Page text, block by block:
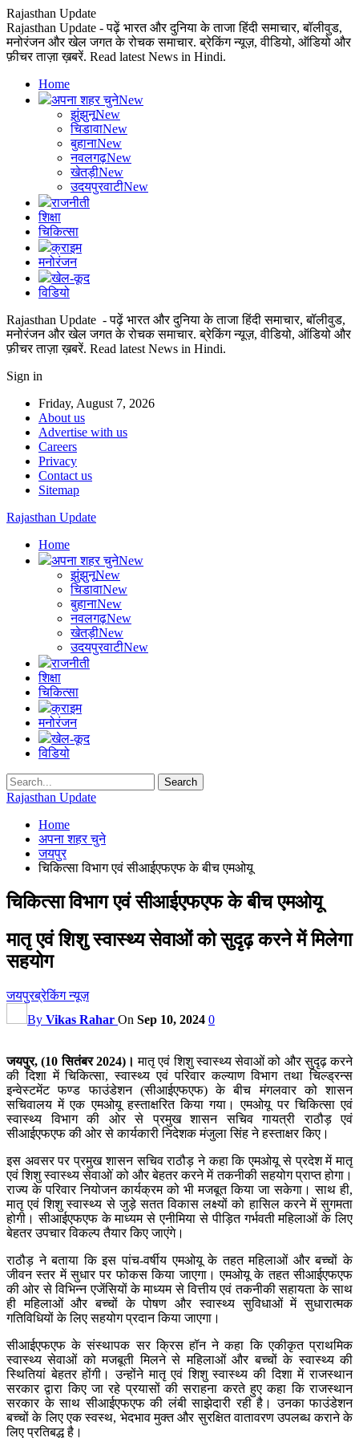
Rajasthan Update
Rajasthan Update - पढ़ें भारत और दुनिया के ताजा हिंदी समाचार, बॉलीवुड,
मनोरंजन और खेल जगत के रोचक समाचार. ब्रेकिंग न्यूज़, वीडियो, ऑडियो और
फ़ीचर ताज़ा ख़बरें. Read latest News in Hindi.
Home
अपना शहर चुनेNew
झुंझुनूNew
चिडावाNew
बुहानाNew
नवलगढ़New
खेतड़ीNew
उदयपुरवाटीNew
राजनीती
शिक्षा
चिकित्सा
क्राइम
मनोरंजन
खेल-कूद
विडियो
Rajasthan Update - पढ़ें भारत और दुनिया के ताजा हिंदी समाचार, बॉलीवुड,
मनोरंजन और खेल जगत के रोचक समाचार. ब्रेकिंग न्यूज़, वीडियो, ऑडियो और
फ़ीचर ताज़ा ख़बरें. Read latest News in Hindi.
Sign in
Friday, August 7, 2026
About us
Advertise with us
Careers
Privacy
Contact us
Sitemap
Rajasthan Update
Home
अपना शहर चुनेNew
झुंझुनूNew
चिडावाNew
बुहानाNew
नवलगढ़New
खेतड़ीNew
उदयपुरवाटीNew
राजनीती
शिक्षा
चिकित्सा
क्राइम
मनोरंजन
खेल-कूद
विडियो
Rajasthan Update
Home
अपना शहर चुने
जयपुर
चिकित्सा विभाग एवं सीआईएफएफ के बीच एमओयू
चिकित्सा विभाग एवं सीआईएफएफ के बीच एमओयू
मातृ एवं शिशु स्वास्थ्य सेवाओं को सुदृढ़ करने में मिलेगा
सहयोग
जयपुरब्रेकिंग न्यूज़
By Vikas Rahar On Sep 10, 2024 0
जयपुर, (10 सितंबर 2024)। मातृ एवं शिशु स्वास्थ्य सेवाओं को और सुदृढ़ करने
की दिशा में चिकित्सा, स्वास्थ्य एवं परिवार कल्याण विभाग तथा चिल्ड्रन्स
इन्वेस्टमेंट फण्ड फाउंडेशन (सीआईएफएफ) के बीच मंगलवार को शासन
सचिवालय में एक एमओयू हस्ताक्षरित किया गया। एमओयू पर चिकित्सा एवं
स्वास्थ्य विभाग की ओर से प्रमुख शासन सचिव गायत्री राठौड़ एवं
सीआईएफएफ की ओर से कार्यकारी निदेशक मंजुला सिंह ने हस्ताक्षर किए।
इस अवसर पर प्रमुख शासन सचिव राठौड़ ने कहा कि एमओयू से प्रदेश में मातृ
एवं शिशु स्वास्थ्य सेवाओं को और बेहतर करने में तकनीकी सहयोग प्राप्त होगा।
राज्य के परिवार नियोजन कार्यक्रम को भी मजबूत किया जा सकेगा। साथ ही,
मातृ एवं शिशु स्वास्थ्य से जुड़े सतत विकास लक्ष्यों को हासिल करने में सुगमता
होगी। सीआईएफएफ के माध्यम से एनीमिया से पीड़ित गर्भवती महिलाओं के लिए
बेहतर उपचार विकल्प तैयार किए जाएंगे।
राठौड़ ने बताया कि इस पांच-वर्षीय एमओयू के तहत महिलाओं और बच्चों के
जीवन स्तर में सुधार पर फोकस किया जाएगा। एमओयू के तहत सीआईएफएफ
की ओर से विभिन्न एजेंसियों के माध्यम से वित्तीय एवं तकनीकी सहायता के साथ
ही महिलाओं और बच्चों के पोषण और स्वास्थ्य सुविधाओं में सुधारात्मक
गतिविधियों के लिए सहयोग प्रदान किया जाएगा।
सीआईएफएफ के संस्थापक सर क्रिस हॉन ने कहा कि एकीकृत प्राथमिक
स्वास्थ्य सेवाओं को मजबूती मिलने से महिलाओं और बच्चों के स्वास्थ्य की
स्थितियां बेहतर होंगी। उन्होंने मातृ एवं शिशु स्वास्थ्य की दिशा में राजस्थान
सरकार द्वारा किए जा रहे प्रयासों की सराहना करते हुए कहा कि राजस्थान
सरकार के साथ सीआईएफएफ की लंबी साझेदारी रही है। उनका फाउंडेशन
बच्चों के लिए एक स्वस्थ, भेदभाव मुक्त और सुरक्षित वातावरण उपलब्ध कराने के
लिए प्रतिबद्ध है।